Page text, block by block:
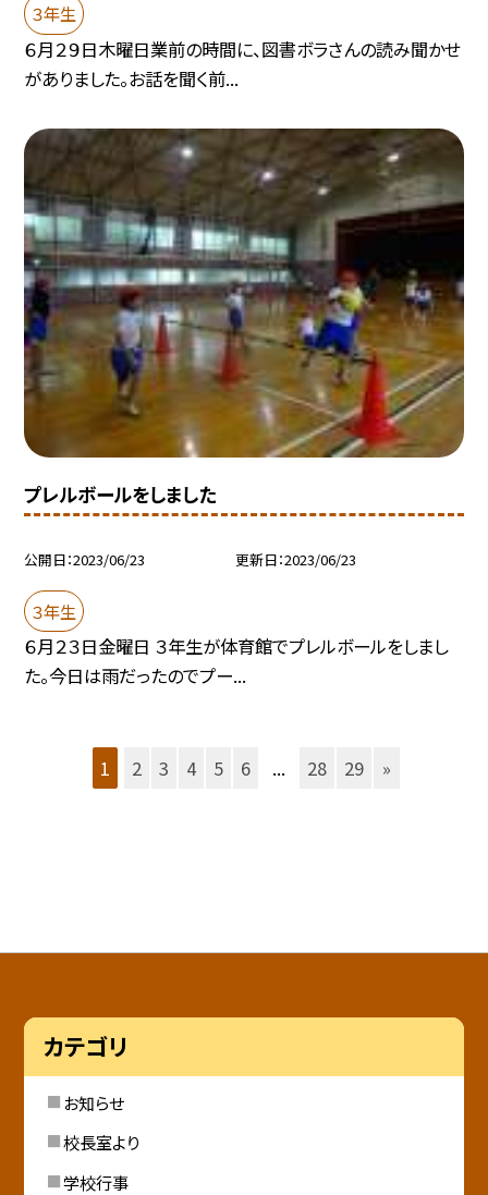
３年生
６月２９日木曜日業前の時間に、図書ボラさんの読み聞かせ
がありました。お話を聞く前...
プレルボールをしました
公開日 2023/06/23 更新日 2023/06/23
３年生
６月２３日金曜日 ３年生が体育館でプレルボールをしまし
た。今日は雨だったのでプー...
1 2 3 4 5 6 ... 28 29 »
カテゴリ
お知らせ
校長室より
学校行事